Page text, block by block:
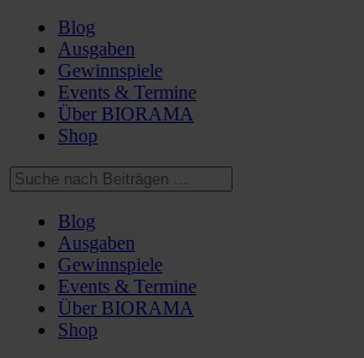
Blog
Ausgaben
Gewinnspiele
Events & Termine
Über BIORAMA
Shop
Blog
Ausgaben
Gewinnspiele
Events & Termine
Über BIORAMA
Shop